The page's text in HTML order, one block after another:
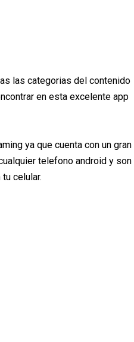
las categorias del contenido
en esta excelente app
ya que cuenta con un gran
telefono android y son
celular.